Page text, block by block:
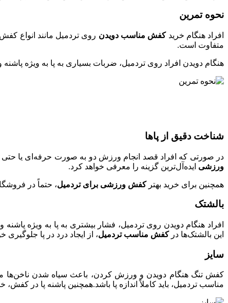
نحوه تمرین
افراد هنگام خریدکفش مناسب دویدن روی تردمیل مانند انواع کفش
متفاوت است.
هنگام دویدن افراد روی تردمیل، ضربات بسیاری به پا به ویژه
شناخت دقیق از پا‌ها
در صورتی که افراد قصد انجام ورزش دو به صورت حرفه‌ای یا حتی
ورزشی‌ ایده‌آل‌ترین گزینه را معرفی خواهد کرد.
همچنین برای خرید بهترکفش ورزشی برای تردمیل، حتماً در
بالشتک
افراد هنگام دویدن روی تردمیل، فشار بیشتری به پا به ویژه پاشنه
این بالشتک‌ها درکفش مناسب تردمیل، از ایجاد درد در پا جلوگیری
سایز
کفش تنگ هنگام دویدن و ورزش کردن، باعث سیاه شدن ناخن‌ها
مناسب تردمیل، باید کاملاً اندازه پا باشد.همچنین پاشنه پا در